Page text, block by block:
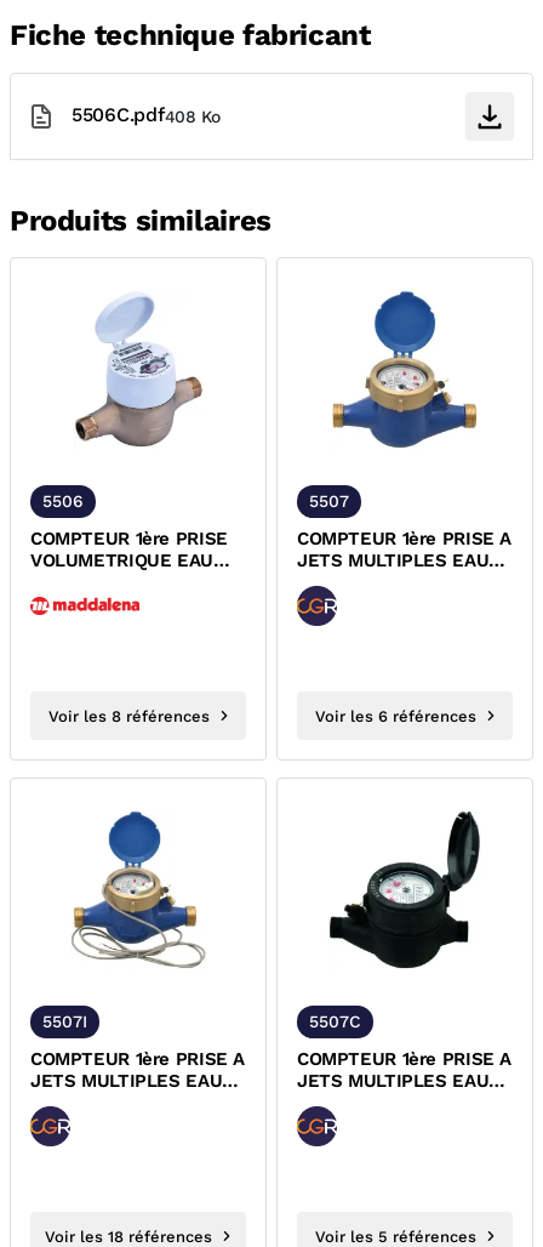
Fiche technique fabricant
5506C.pdf408 Ko
Produits similaires
5506
COMPTEUR 1ère PRISE
VOLUMETRIQUE EAU
VISSER CADRAN...
Voir les 8 références
5507
COMPTEUR 1ère PRISE A
JETS MULTIPLES EAU
FROIDE CADRAN SEC
ACS CGR
Voir les 6 références
5507I
COMPTEUR 1ère PRISE A
JETS MULTIPLES EAU
FROIDE CADRAN SEC +
EI ACS...
Voir les 18 références
5507C
COMPTEUR 1ère PRISE A
JETS MULTIPLES EAU
FROIDE COMPOSITE
CADRAN SEC...
Voir les 5 références